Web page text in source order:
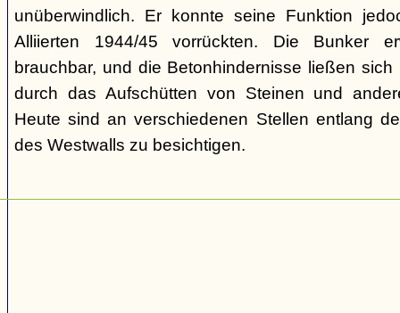
unüberwindlich. Er konnte seine Funktion
Alliierten 1944/45 vorrückten. Die Bunker
brauchbar, und die Betonhindernisse ließen
durch das Aufschütten von Steinen und
Heute sind an verschiedenen Stellen entlang
des Westwalls zu besichtigen.